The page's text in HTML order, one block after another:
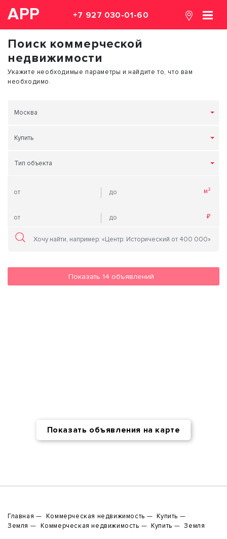
АРР +7 927 030-01-60
Поиск коммерческой
недвижимости
Укажите необходимые параметры и найдите то, что вам
необходимо.
Москва
Купить
Тип объекта
Показать 14 объявлений
Показать объявления на карте
Главная Коммерческая недвижимость
Купить
Земля
Коммерческая недвижимость Купить Земля